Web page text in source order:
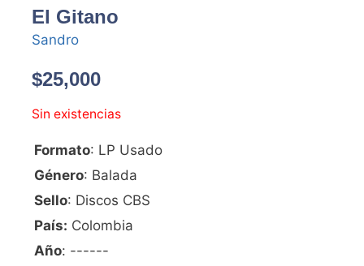
El Gitano
Sandro
$25,000
Sin existencias
Formato: LP Usado
Género: Balada
Sello: Discos CBS
País: Colombia
Año: ------